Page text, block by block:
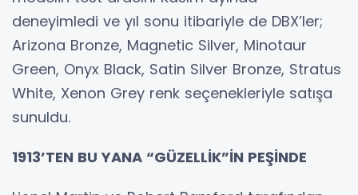
deneyimledi ve yıl sonu itibariyle de DBX’ler;
Arizona Bronze, Magnetic Silver, Minotaur
Green, Onyx Black, Satin Silver Bronze, Stratus
White, Xenon Grey renk seçenekleriyle satışa
sunuldu.
1913’TEN BU YANA “GÜZELLİK”İN PEŞİNDE